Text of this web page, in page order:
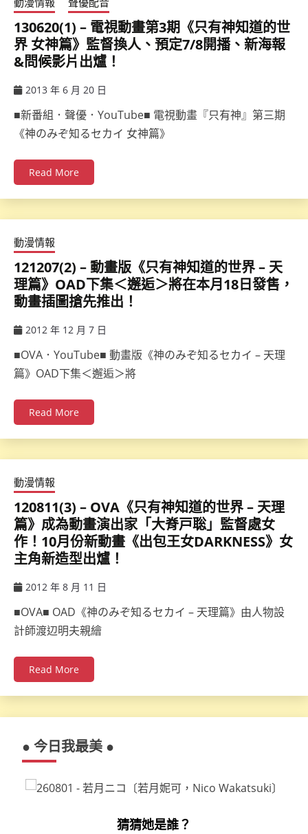
130620(1) – 電視動畫第3期《只有神知道的世
界 女神篇》監督換人、預定7/8開播、新海報
&問候影片出爐！
2013 年 6 月 20 日
■新番組．聲優．YouTube■ 電視動畫『只有神』第三期
《神のみぞ知るセカイ 女神篇》
Read More
動漫情報
121207(2) – 動畫版《只有神知道的世界 – 天
理篇》OAD下集＜邂逅＞將在本月18日發售，
動畫插圖搶先推出！
2012 年 12 月 7 日
■OVA．YouTube■ 動畫版《神のみぞ知るセカイ – 天理
篇》OAD下集＜邂逅＞將
Read More
動漫情報
120811(3) – OVA《只有神知道的世界 – 天理
篇》成為動畫演出家「大脊戸聡」監督處女
作！10月份新動畫《出包王女DARKNESS》女
主角新造型出爐！
2012 年 8 月 11 日
■OVA■ OAD《神のみぞ知るセカイ – 天理篇》由人物設
計師渡辺明夫親繪
Read More
● 今日我最美 ●
猜猜她是誰？